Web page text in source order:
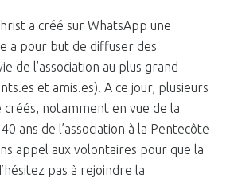
a créé sur WhatsApp une
a pour but de diffuser des
de l’association au plus grand
et amis.es). A ce jour, plusieurs
notamment en vue de la
ans de l’association à la Pentecôte
appel aux volontaires pour que la
pas à rejoindre la